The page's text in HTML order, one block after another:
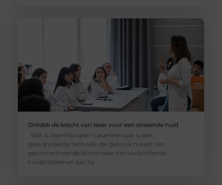
Ontdek de kracht van laser voor een stralende huid
Wat is lasertherapie? Lasertherapie is een
geavanceerde techniek die gebruik maakt van
geconcentreerde lichtstralen om verschillende
huidproblemen aan te